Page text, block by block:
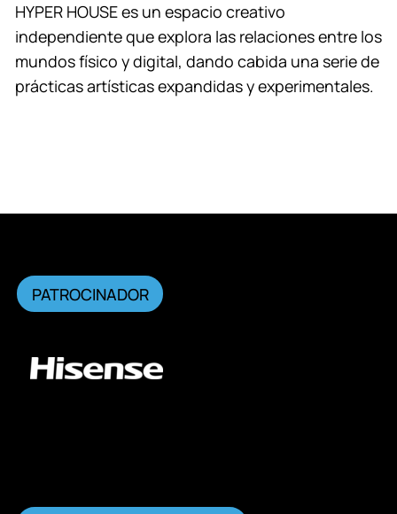
HYPER HOUSE es un espacio creativo
independiente que explora las relaciones entre los
mundos físico y digital, dando cabida una serie de
prácticas artísticas expandidas y experimentales.
PATROCINADOR